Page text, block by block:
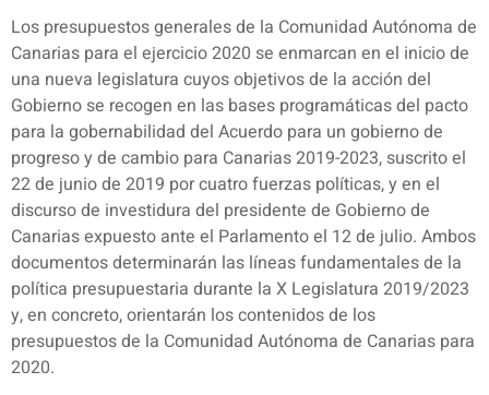
Los presupuestos generales de la Comunidad Autónoma de
Canarias para el ejercicio 2020 se enmarcan en el inicio de
una nueva legislatura cuyos objetivos de la acción del
Gobierno se recogen en las bases programáticas del pacto
para la gobernabilidad del Acuerdo para un gobierno de
progreso y de cambio para Canarias 2019-2023, suscrito el
22 de junio de 2019 por cuatro fuerzas políticas, y en el
discurso de investidura del presidente de Gobierno de
Canarias expuesto ante el Parlamento el 12 de julio. Ambos
documentos determinarán las líneas fundamentales de la
política presupuestaria durante la X Legislatura 2019/2023
y, en concreto, orientarán los contenidos de los
presupuestos de la Comunidad Autónoma de Canarias para
2020.